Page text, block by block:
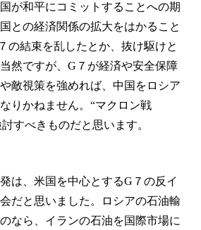
が和平にコミットすることへの期
との経済関係の拡大をはかること
の結束を乱したとか、抜け駆けと
然ですが、G７が経済や安全保障
敵視策を強めれば、中国をロシア
りかねません。“マクロン戦
すべきものだと思います。
は、米国を中心とするG７の反イ
だと思いました。ロシアの石油輸
なら、イランの石油を国際市場に